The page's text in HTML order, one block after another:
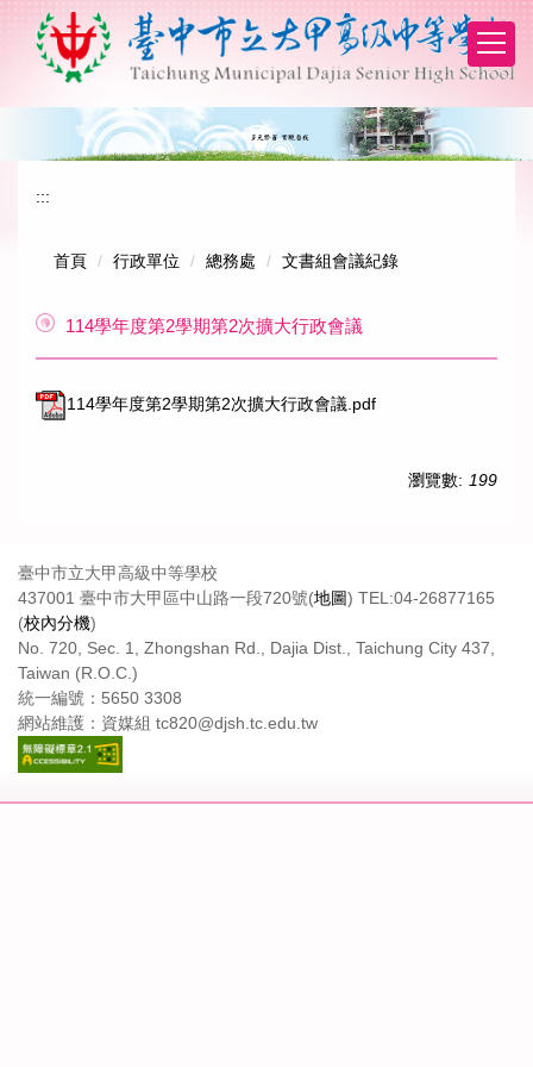
:::
首頁 行政單位 總務處 文書組會議紀錄
114學年度第2學期第2次擴大行政會議
114學年度第2學期第2次擴大行政會議.pdf
瀏覽數: 199
臺中市立大甲高級中等學校
437001 臺中市大甲區中山路一段720號(地圖) TEL:04-26877165
(校內分機)
No. 720, Sec. 1, Zhongshan Rd., Dajia Dist., Taichung City 437,
Taiwan (R.O.C.)
統一編號：5650 3308
網站維護：資媒組 tc820@djsh.tc.edu.tw